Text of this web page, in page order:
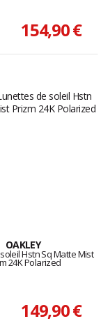
154,90 €
OAKLEY
Hstn Sq Matte Mist
24K Polarized
149,90 €